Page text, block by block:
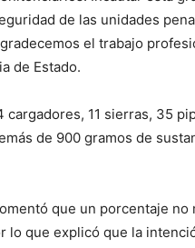
de las unidades
el trabajo
de Estado.
cargadores, 11 sierras, 35
de 900 gramos de
que un porcentaje
lo que explicó que la